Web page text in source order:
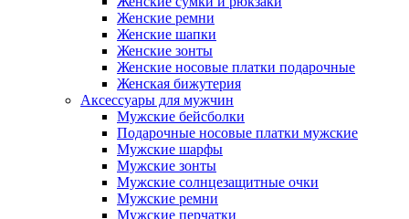
Женские ремни
Женские шапки
Женские зонты
Женские носовые платки подарочные
Женская бижутерия
Аксессуары для мужчин
Мужские бейсболки
Подарочные носовые платки мужские
Мужские шарфы
Мужские зонты
Мужские солнцезащитные очки
Мужские ремни
Мужские перчатки